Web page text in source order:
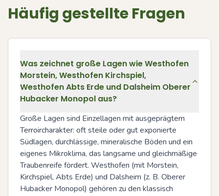
Häufig gestellte Fragen
Was zeichnet große Lagen wie Westhofen
Morstein, Westhofen Kirchspiel,
Westhofen Abts Erde und Dalsheim Oberer
Hubacker Monopol aus?
Große Lagen sind Einzellagen mit ausgeprägtem
Terroircharakter: oft steile oder gut exponierte
Südlagen, durchlässige, mineralische Böden und ein
eigenes Mikroklima, das langsame und gleichmäßige
Traubenreife fördert. Westhofen (mit Morstein,
Kirchspiel, Abts Erde) und Dalsheim (z. B. Oberer
Hubacker Monopol) gehören zu den klassisch